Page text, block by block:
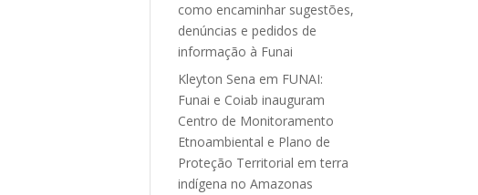
como encaminhar sugestões,
denúncias e pedidos de
informação à Funai
Kleyton Sena em FUNAI:
Funai e Coiab inauguram
Centro de Monitoramento
Etnoambiental e Plano de
Proteção Territorial em terra
indígena no Amazonas